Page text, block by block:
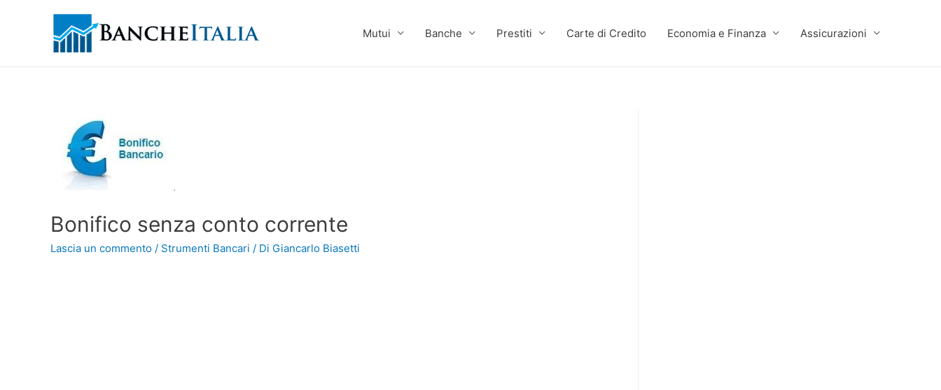
Mutui Banche Prestiti Carte di Credito Economia e Finanza Assicurazioni
Bonifico senza conto corrente
Lascia un commento / Strumenti Bancari / Di Giancarlo Biasetti